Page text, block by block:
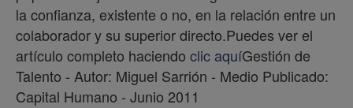
la confianza, existente o no, en la relación entre un
colaborador y su superior directo.Puedes ver el
artículo completo haciendo clic aquíGestión de
Talento - Autor: Miguel Sarrión - Medio Publicado:
Capital Humano - Junio 2011